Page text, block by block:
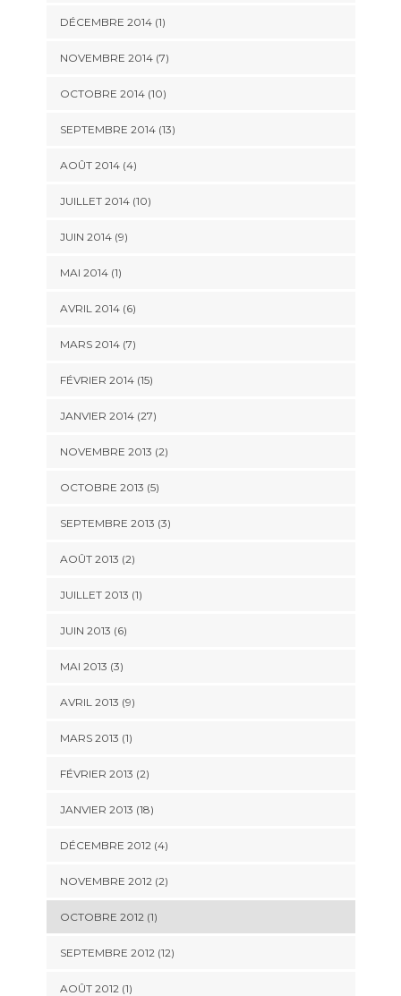
DÉCEMBRE 2014 (1)
NOVEMBRE 2014 (7)
OCTOBRE 2014 (10)
SEPTEMBRE 2014 (13)
AOÛT 2014 (4)
JUILLET 2014 (10)
JUIN 2014 (9)
MAI 2014 (1)
AVRIL 2014 (6)
MARS 2014 (7)
FÉVRIER 2014 (15)
JANVIER 2014 (27)
NOVEMBRE 2013 (2)
OCTOBRE 2013 (5)
SEPTEMBRE 2013 (3)
AOÛT 2013 (2)
JUILLET 2013 (1)
JUIN 2013 (6)
MAI 2013 (3)
AVRIL 2013 (9)
MARS 2013 (1)
FÉVRIER 2013 (2)
JANVIER 2013 (18)
DÉCEMBRE 2012 (4)
NOVEMBRE 2012 (2)
OCTOBRE 2012 (1)
SEPTEMBRE 2012 (12)
AOÛT 2012 (1)